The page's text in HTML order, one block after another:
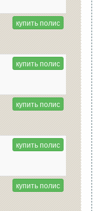
купить полис
купить полис
купить полис
купить полис
купить полис